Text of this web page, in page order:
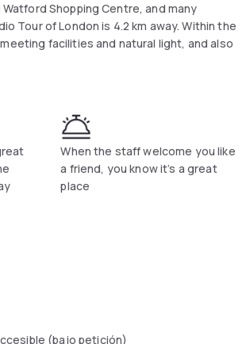
Shopping Centre, and many
Tour of London is 4.2 km away. Within the
facilities and natural light, and also
When the staff welcome you like
a friend, you know it’s a great
place
(bajo petición)